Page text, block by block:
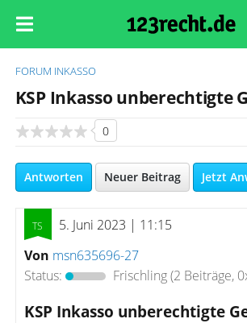
FORUM INKASSO
KSP Inkasso unberechtigte
0
Antworten Neuer Beitrag Jetzt
5. Juni 2023 | 11:15
Von msn635696-27
Status:
Frischling(2 Beiträge,
KSP Inkasso unberechtigte